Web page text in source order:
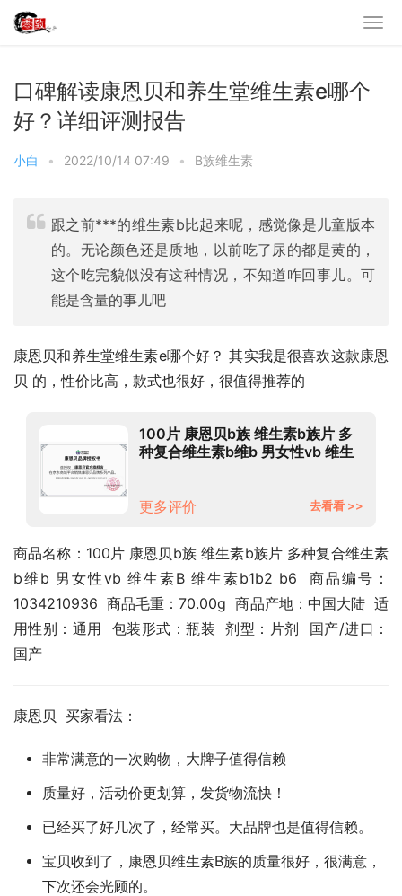
口碑解读康恩贝和养生堂维生素e哪个
好？详细评测报告
小白 • 2022/10/14 07:49 • B族维生素
跟之前***的维生素b比起来呢，感觉像是儿童版本
的。无论颜色还是质地，以前吃了尿的都是黄的，
这个吃完貌似没有这种情况，不知道咋回事儿。可
能是含量的事儿吧
康恩贝和养生堂维生素e哪个好？ 其实我是很喜欢这款康恩
贝 的，性价比高，款式也很好，很值得推荐的
100片 康恩贝b族 维生素b族片 多
种复合维生素b维b 男女性vb 维生
更多评价 去看看 >>
商品名称：100片 康恩贝b族 维生素b族片 多种复合维生素
b维b 男女性vb 维生素B 维生素b1b2 b6  商品编号：
1034210936  商品毛重：70.00g  商品产地：中国大陆  适
用性别：通用  包装形式：瓶装  剂型：片剂  国产/进口：
国产
康恩贝  买家看法：
非常满意的一次购物，大牌子值得信赖
质量好，活动价更划算，发货物流快！
已经买了好几次了，经常买。大品牌也是值得信赖。
宝贝收到了，康恩贝维生素B族的质量很好，很满意，
下次还会光顾的。